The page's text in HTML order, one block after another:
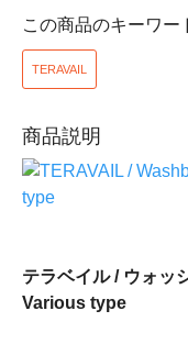
この商品のキーワー
TERAVAIL
商品説明
テラベイル / ウォッ
Various type